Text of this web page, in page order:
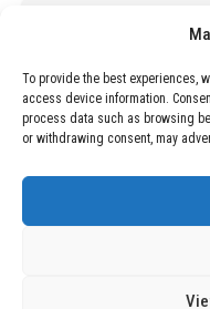
To provide the best experiences,
access device information.
process data such as browsing
or withdrawing consent, may